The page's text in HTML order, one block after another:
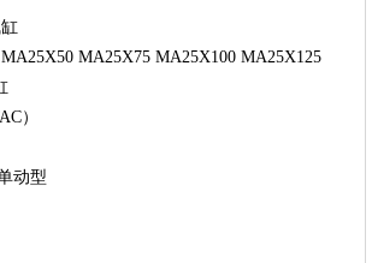
MA25X75 MA25X100 MA25X125
）